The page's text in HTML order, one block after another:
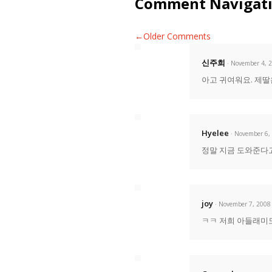
←Older Comments
신주희 · November 4,
아고 귀여워요. 제
Hyelee · November
정말 지금 도와준다
joy · November 7, 2008
ㅋㅋ 저희 아들래